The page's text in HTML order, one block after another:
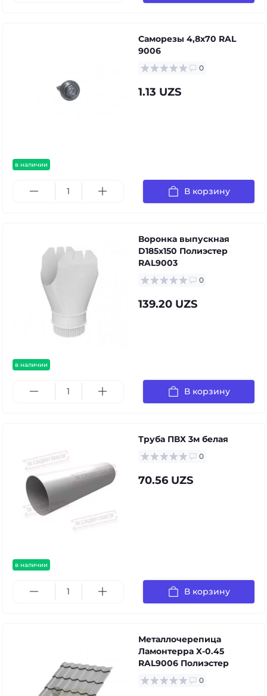
в наличии
Саморезы 4,8х70 RAL
9006
0
1.13 UZS
В корзину
в наличии
Воронка выпускная
D185х150 Полиэстер
RAL9003
0
139.20 UZS
В корзину
в наличии
Труба ПВХ 3м белая
0
70.56 UZS
В корзину
Металлочерепица
Ламонтерра X-0.45
RAL9006 Полиэстер
0